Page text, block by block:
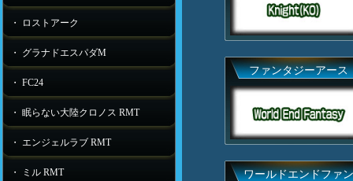
・ ロストアーク
・ グラナドエスパダM
・ FC24
・ 眠らない大陸クロノス RMT
・ エンジェルラブ RMT
・ ミル RMT
ファンタジーアース
ワールドエンドファン